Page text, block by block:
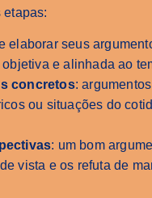
elaborar seus
e alinhada ao
concretos:
ou situações do
: um bom
vista e os refuta de